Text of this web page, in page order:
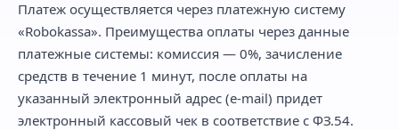
Платеж осуществляется через платежную систему
«Robokassa». Преимущества оплаты через данные
платежные системы: комиссия — 0%, зачисление
средств в течение 1 минут, после оплаты на
указанный электронный адрес (e-mail) придет
электронный кассовый чек в соответствие с ФЗ.54.